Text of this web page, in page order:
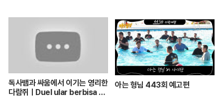
독사뱀과 싸움에서 이기는 영리한
다람쥐ㅣDuel ular berbisa da
아는 형님 443회 예고편